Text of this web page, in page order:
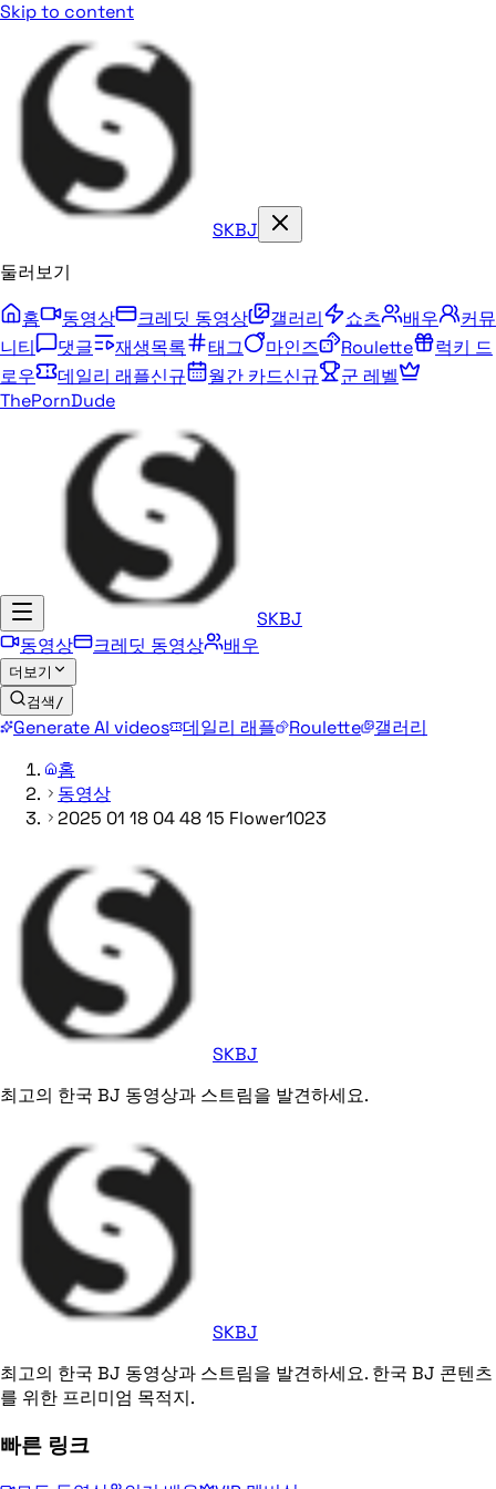
Skip to content
SKBJ
둘러보기
홈
동영상 크레딧 동영상 갤러리 쇼츠 배우
커뮤
니티
댓글 재생목록 태그 마인즈 Roulette
럭키 드
로우
데일리 래플신규 월간 카드신규
군 레벨
ThePornDude
SKBJ
동영상
크레딧 동영상 배우
더보기
검색 /
Generate AI videos 데일리 래플 Roulette
갤러리
홈
동영상
2025 01 18 04 48 15 Flower1023
SKBJ
최고의 한국 BJ 동영상과 스트림을 발견하세요.
SKBJ
최고의 한국 BJ 동영상과 스트림을 발견하세요. 한국 BJ 콘텐츠
를 위한 프리미엄 목적지.
빠른 링크